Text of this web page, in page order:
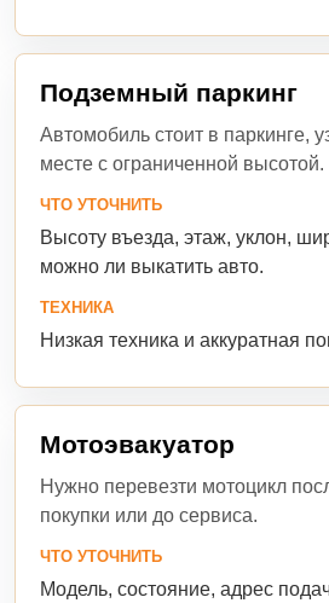
Подземный паркинг
Автомобиль стоит в паркинге,
месте с ограниченной высотой.
ЧТО УТОЧНИТЬ
Высоту въезда, этаж, уклон,
можно ли выкатить авто.
ТЕХНИКА
Низкая техника и аккуратная
Мотоэвакуатор
Нужно перевезти мотоцикл
покупки или до сервиса.
ЧТО УТОЧНИТЬ
Модель, состояние, адрес